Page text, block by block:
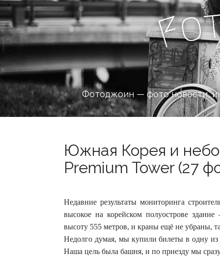
Fo
Фотоджоин — фото новости,
Южная Корея и
Premium Tower (27
Недавние результаты мониторинга
высокое на корейском полуострове
высоту 555 метров, и краны ещё не убраны,
Недолго думая, мы купили билеты в одну
Наша цель была башня, и по приезду мы